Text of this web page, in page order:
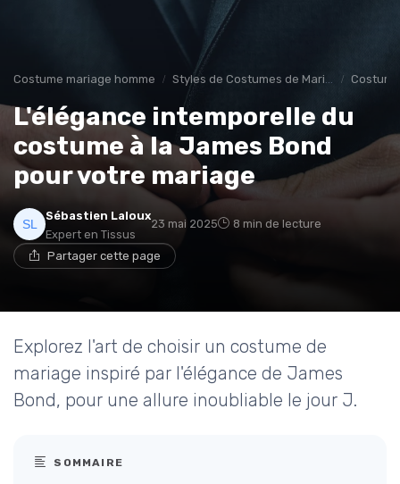
Costume mariage homme Styles de Costumes de Mariage
L'élégance intemporelle du
costume à la James Bond
pour votre mariage
Sébastien Laloux
Expert en Tissus
23 mai 2025 8 min de lecture
Partager cette page
Explorez l'art de choisir un costume de
mariage inspiré par l'élégance de James
Bond, pour une allure inoubliable le jour J.
SOMMAIRE